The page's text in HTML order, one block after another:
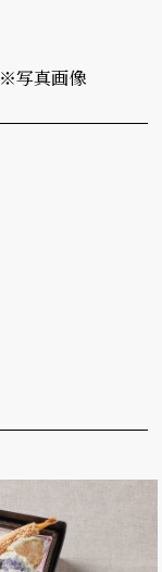
※写真画像